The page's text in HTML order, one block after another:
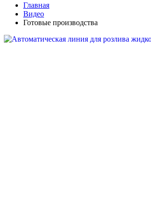
Главная
Видео
Готовые производства